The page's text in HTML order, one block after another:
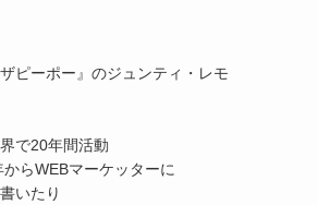
ザピーポー』のジュンティ・レモ
で20年間活動
らWEBマーケッターに
いたり